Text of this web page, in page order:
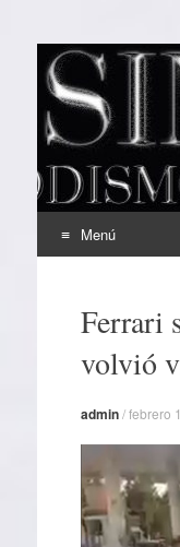
EL
Periodismo
Menú
contenidoFerrari
volvió
admin/febrero